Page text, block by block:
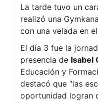
La tarde tuvo un
realizó una
con una velada en
El día 3 fue la
presencia de Isabel
Educación y
destacó que “las
oportunidad logran